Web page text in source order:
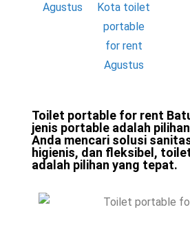
Toilet portable for rent
jenis portable adalah
Anda mencari solusi
higienis, dan fleksibel,
adalah pilihan yang tepat.